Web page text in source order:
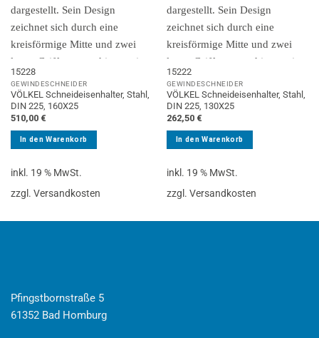
15228
GEWINDESCHNEIDER
VÖLKEL Schneideisenhalter, Stahl,
DIN 225, 160X25
510,00 €
In den Warenkorb
inkl. 19 % MwSt.
zzgl. Versandkosten
15222
GEWINDESCHNEIDER
VÖLKEL Schneideisenhalter, Stahl,
DIN 225, 130X25
262,50 €
In den Warenkorb
inkl. 19 % MwSt.
zzgl. Versandkosten
Pfingstbornstraße 5
61352 Bad Homburg